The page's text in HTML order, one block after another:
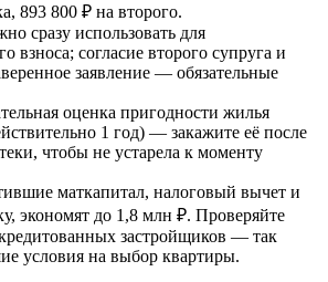
893 800 ₽ на второго.
сразу использовать для
взноса; согласие второго супруга и
заявление — обязательные
оценка пригодности жилья
1 год) — закажите её после
чтобы не устарела к моменту
маткапитал, налоговый вычет и
экономят до 1,8 млн ₽. Проверяйте
застройщиков — так
условия на выбор квартиры.